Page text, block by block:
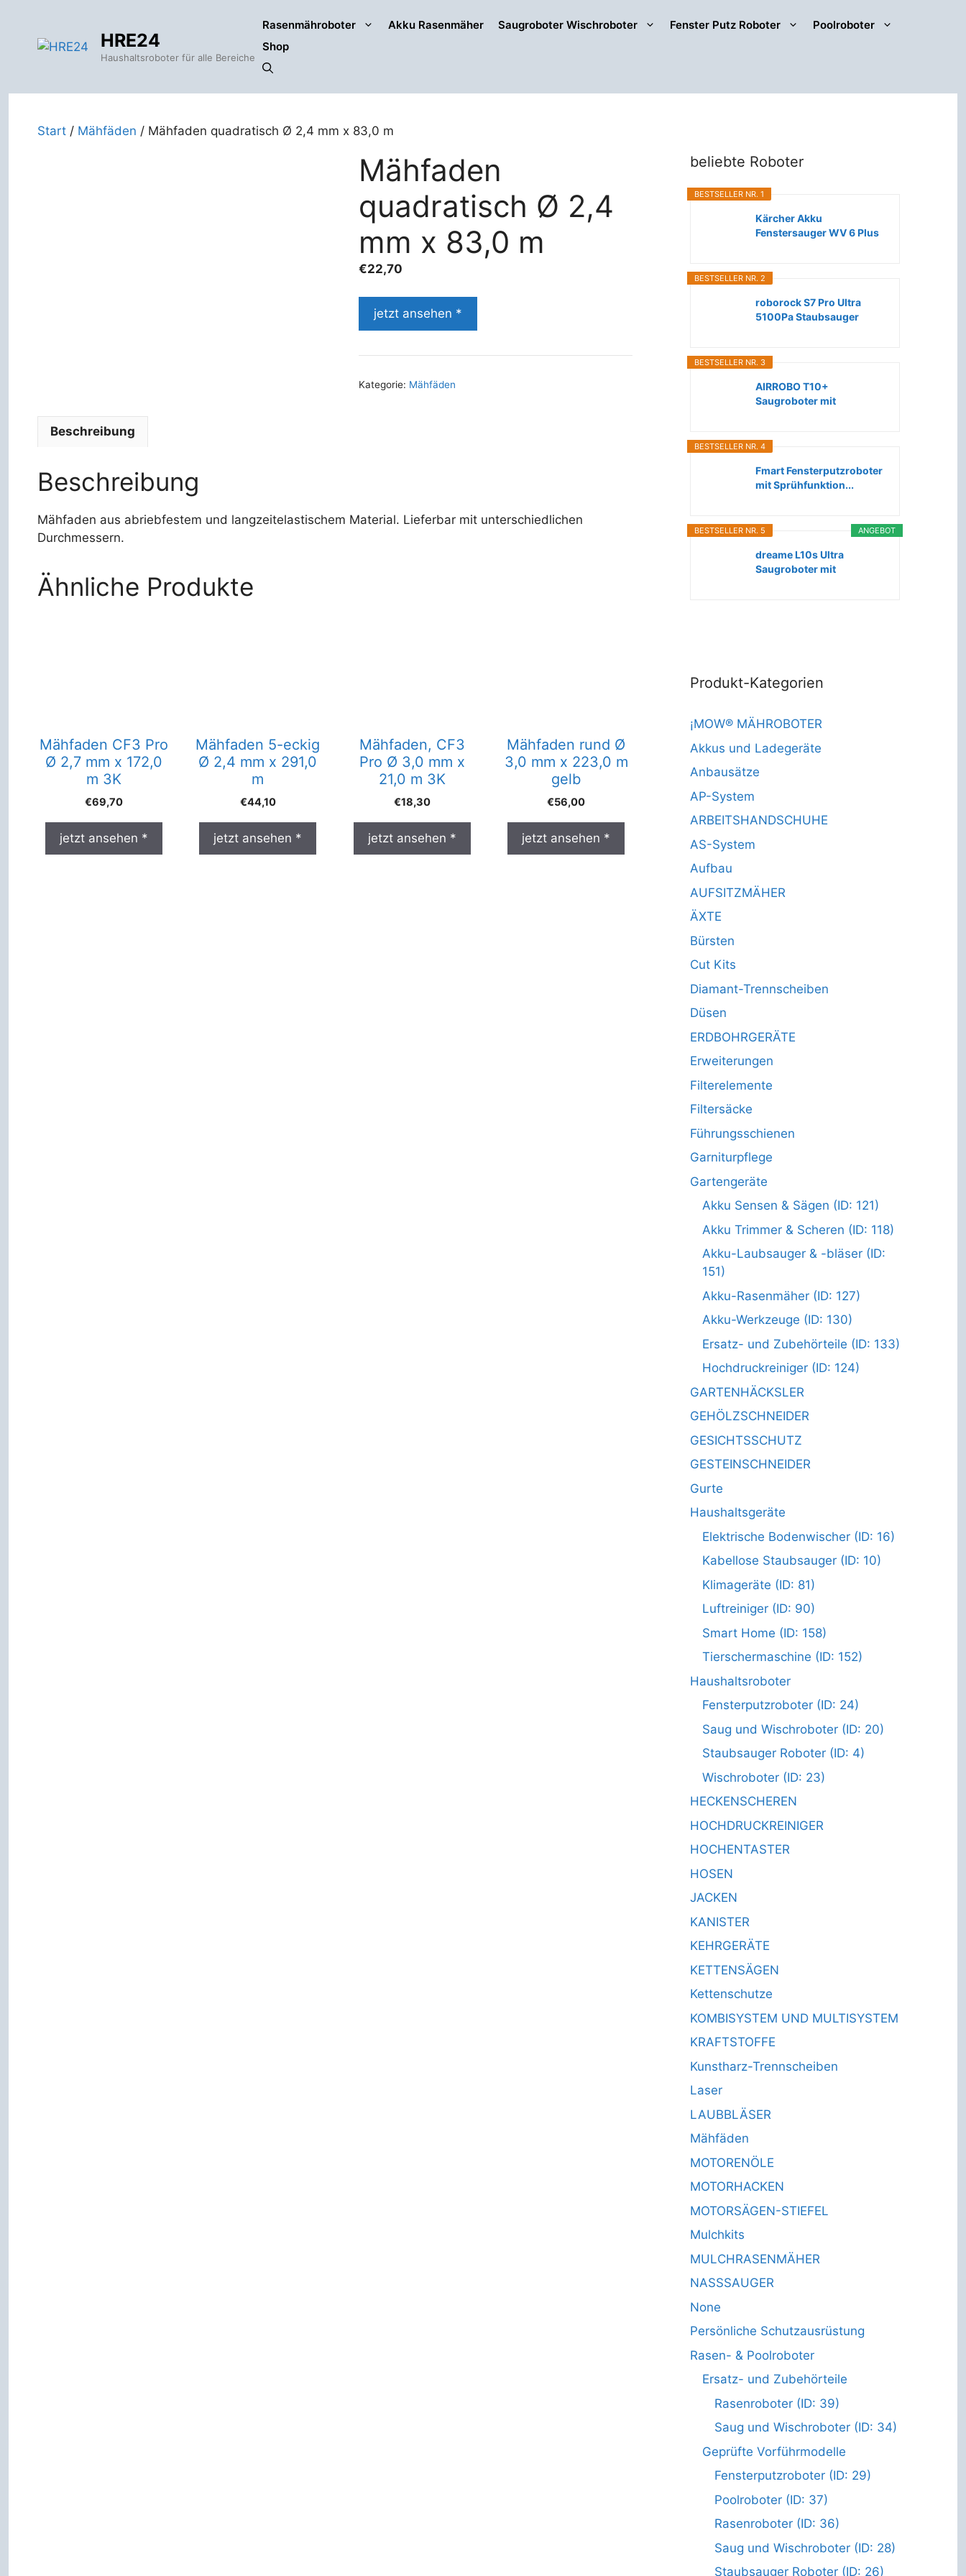
springen
HRE24
Haushaltsroboter für alle Bereiche
Rasenmähroboter Akku Rasenmäher Saugroboter Wischroboter Fenster Putz Roboter
Poolroboter
Shop
Start / Mähfäden / Mähfaden quadratisch Ø 2,4 mm x 83,0 m
Mähfaden
quadratisch Ø 2,4
mm x 83,0 m
€22,70
jetzt ansehen *
Kategorie: Mähfäden
Beschreibung
Beschreibung
Mähfaden aus abriebfestem und langzeitelastischem Material. Lieferbar mit unterschiedlichen
Durchmessern.
Ähnliche Produkte
Mähfaden CF3 Pro
Ø 2,7 mm x 172,0
m 3K
€69,70
jetzt ansehen *
Mähfaden 5-eckig
Ø 2,4 mm x 291,0
m
€44,10
jetzt ansehen *
Mähfaden, CF3
Pro Ø 3,0 mm x
21,0 m 3K
€18,30
jetzt ansehen *
Mähfaden rund Ø
3,0 mm x 223,0 m
gelb
€56,00
jetzt ansehen *
beliebte Roboter
BESTSELLER NR. 1
Kärcher Akku
Fenstersauger WV 6 Plus
BESTSELLER NR. 2
roborock S7 Pro Ultra
5100Pa Staubsauger
BESTSELLER NR. 3
AIRROBO T10+
Saugroboter mit
BESTSELLER NR. 4
Fmart Fensterputzroboter
mit Sprühfunktion...
ANGEBOT
BESTSELLER NR. 5
dreame L10s Ultra
Saugroboter mit
Produkt-Kategorien
¡MOW® MÄHROBOTER
Akkus und Ladegeräte
Anbausätze
AP-System
ARBEITSHANDSCHUHE
AS-System
Aufbau
AUFSITZMÄHER
ÄXTE
Bürsten
Cut Kits
Diamant-Trennscheiben
Düsen
ERDBOHRGERÄTE
Erweiterungen
Filterelemente
Filtersäcke
Führungsschienen
Garniturpflege
Gartengeräte
Akku Sensen & Sägen (ID: 121)
Akku Trimmer & Scheren (ID: 118)
Akku-Laubsauger & -bläser (ID:
151)
Akku-Rasenmäher (ID: 127)
Akku-Werkzeuge (ID: 130)
Ersatz- und Zubehörteile (ID: 133)
Hochdruckreiniger (ID: 124)
GARTENHÄCKSLER
GEHÖLZSCHNEIDER
GESICHTSSCHUTZ
GESTEINSCHNEIDER
Gurte
Haushaltsgeräte
Elektrische Bodenwischer (ID: 16)
Kabellose Staubsauger (ID: 10)
Klimageräte (ID: 81)
Luftreiniger (ID: 90)
Smart Home (ID: 158)
Tierschermaschine (ID: 152)
Haushaltsroboter
Fensterputzroboter (ID: 24)
Saug und Wischroboter (ID: 20)
Staubsauger Roboter (ID: 4)
Wischroboter (ID: 23)
HECKENSCHEREN
HOCHDRUCKREINIGER
HOCHENTASTER
HOSEN
JACKEN
KANISTER
KEHRGERÄTE
KETTENSÄGEN
Kettenschutze
KOMBISYSTEM UND MULTISYSTEM
KRAFTSTOFFE
Kunstharz-Trennscheiben
Laser
LAUBBLÄSER
Mähfäden
MOTORENÖLE
MOTORHACKEN
MOTORSÄGEN-STIEFEL
Mulchkits
MULCHRASENMÄHER
NASSSAUGER
None
Persönliche Schutzausrüstung
Rasen- & Poolroboter
Ersatz- und Zubehörteile
Rasenroboter (ID: 39)
Saug und Wischroboter (ID: 34)
Geprüfte Vorführmodelle
Fensterputzroboter (ID: 29)
Poolroboter (ID: 37)
Rasenroboter (ID: 36)
Saug und Wischroboter (ID: 28)
Staubsauger Roboter (ID: 26)